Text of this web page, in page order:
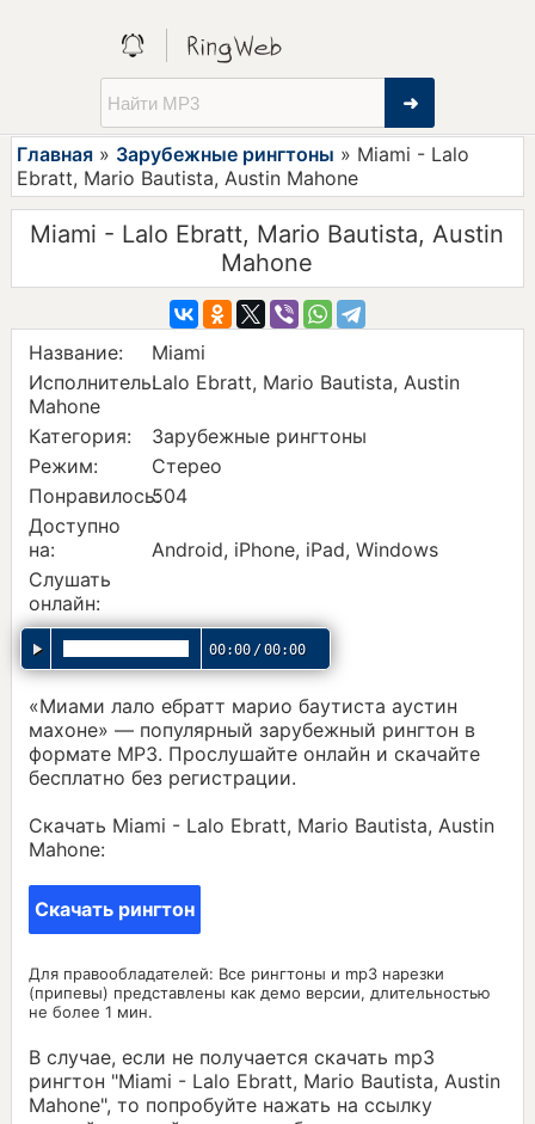
➜
Главная » Зарубежные рингтоны » Miami - Lalo
Ebratt, Mario Bautista, Austin Mahone
Miami - Lalo Ebratt, Mario Bautista, Austin
Mahone
Название:
Miami
Исполнитель:Lalo Ebratt, Mario Bautista, Austin
Mahone
Категория:
Зарубежные рингтоны
Режим:
Стерео
Понравилось:504
Доступно
на:
Android, iPhone, iPad, Windows
Слушать
онлайн:
00:00/00:00
«Миами лало ебратт марио баутиста аустин
махоне» — популярный зарубежный рингтон в
формате MP3. Прослушайте онлайн и скачайте
бесплатно без регистрации.
Скачать Miami - Lalo Ebratt, Mario Bautista, Austin
Mahone:
Скачать рингтон
Для правообладателей: Все рингтоны и mp3 нарезки
(припевы) представлены как демо версии, длительностью
не более 1 мин.
В случае, если не получается скачать mp3
рингтон "Miami - Lalo Ebratt, Mario Bautista, Austin
Mahone", то попробуйте нажать на ссылку